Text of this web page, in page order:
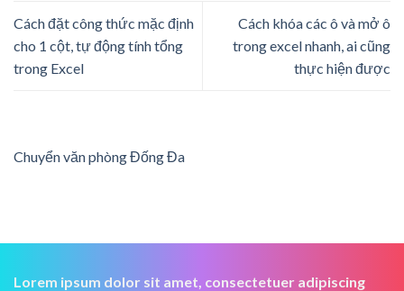
Cách đặt công thức mặc định
cho 1 cột, tự động tính tổng
trong Excel
Cách khóa các ô và mở ô
trong excel nhanh, ai cũng
thực hiện được
Chuyển văn phòng Đống Đa
Lorem ipsum dolor sit amet, consectetuer adipiscing